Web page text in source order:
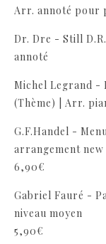
Arr. annoté pour
Dr. Dre - Still
annoté
Michel Legrand -
(Thème) | Arr.
G.F.Handel -
arrangement new
6,90€
Gabriel Fauré -
niveau moyen
5,90€